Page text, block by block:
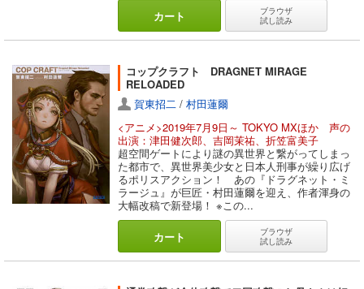
カート
ブラウザ
試し読み
コップクラフト DRAGNET MIRAGE
RELOADED
賀東招二 / 村田蓮爾
<アニメ>2019年7月9日～ TOKYO MXほか 声の
出演：津田健次郎、吉岡茉祐、折笠富美子
超空間ゲートにより謎の異世界と繋がってしまっ
た都市で、異世界美少女と日本人刑事が繰り広げ
るポリスアクション！ あの『ドラグネット・ミ
ラージュ』が巨匠・村田蓮爾を迎え、作者渾身の
大幅改稿で新登場！ ※この...
カート
ブラウザ
試し読み